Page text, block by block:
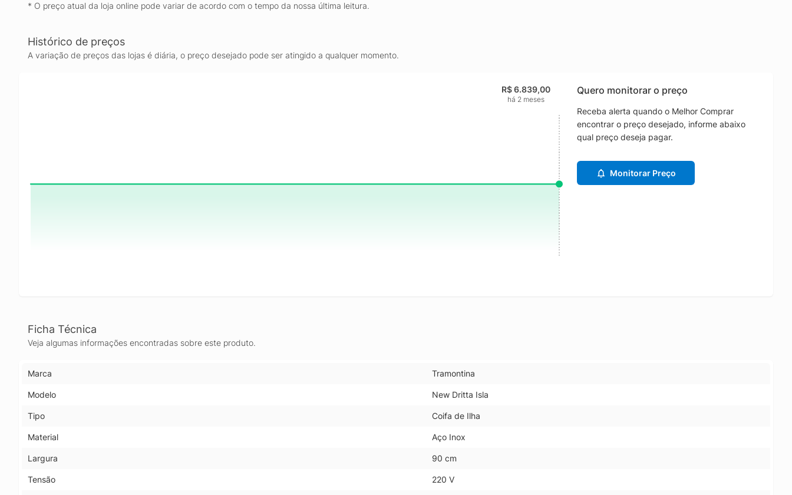
* O preço atual da loja online pode variar de acordo com o tempo da nossa última leitura.
Histórico de preços
A variação de preços das lojas é diária, o preço desejado pode ser atingido a qualquer momento.
R$ 6.839,00
há 2 meses
Quero monitorar o preço
Receba alerta quando o Melhor Comprar
encontrar o preço desejado, informe abaixo
qual preço deseja pagar.
Monitorar Preço
Ficha Técnica
Veja algumas informações encontradas sobre este produto.
Marca Tramontina
Modelo New Dritta Isla
Tipo Coifa de Ilha
Material Aço Inox
Largura 90 cm
Tensão 220 V